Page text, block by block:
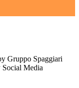
Gruppo Spaggiari
Media